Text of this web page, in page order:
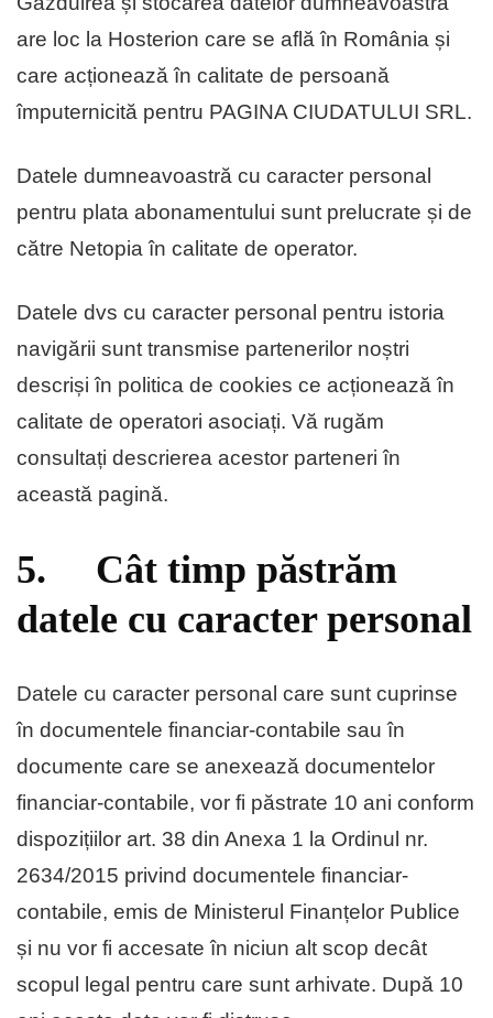
are loc la Hosterion care se află în România și
care acționează în calitate de persoană
împuternicită pentru PAGINA CIUDATULUI SRL.
Datele dumneavoastră cu caracter personal
pentru plata abonamentului sunt prelucrate și de
către Netopia în calitate de operator.
Datele dvs cu caracter personal pentru istoria
navigării sunt transmise partenerilor noștri
descriși în politica de cookies ce acționează în
calitate de operatori asociați. Vă rugăm
consultați descrierea acestor parteneri în
această pagină.
5. Cât timp păstrăm
datele cu caracter personal
Datele cu caracter personal care sunt cuprinse
în documentele financiar-contabile sau în
documente care se anexează documentelor
financiar-contabile, vor fi păstrate 10 ani conform
dispozițiilor art. 38 din Anexa 1 la Ordinul nr.
2634/2015 privind documentele financiar-
contabile, emis de Ministerul Finanțelor Publice
și nu vor fi accesate în niciun alt scop decât
scopul legal pentru care sunt arhivate. După 10